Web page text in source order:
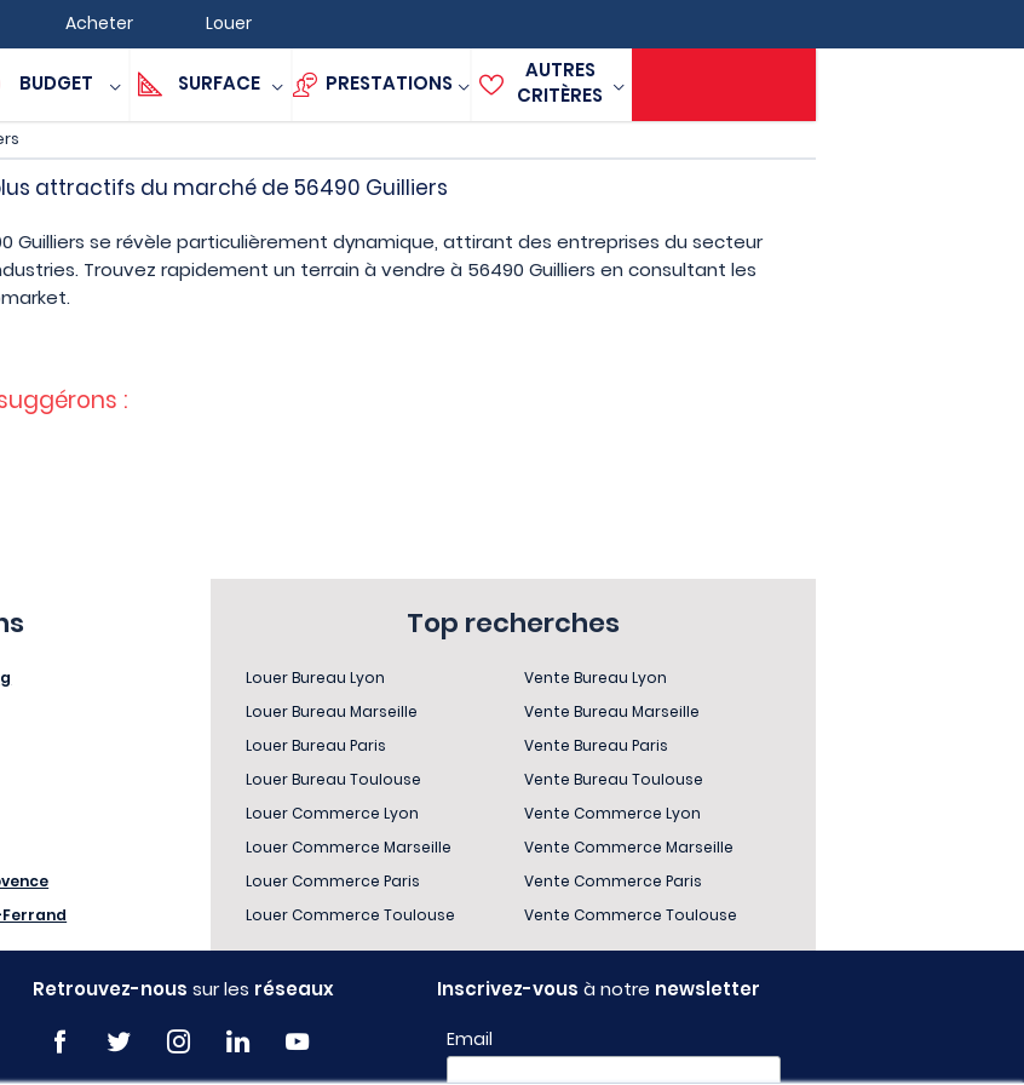
Acheter Louer
BUDGET SURFACE PRESTATIONS
AUTRES
CRITÈRES
attractifs du marché de 56490 Guilliers
Guilliers se révèle particulièrement dynamique, attirant des entreprises du secteur
Trouvez rapidement un terrain à vendre à 56490 Guilliers en consultant les
:
Top recherches
Louer Bureau Lyon
Louer Bureau Marseille
Louer Bureau Paris
Louer Bureau Toulouse
Louer Commerce Lyon
Louer Commerce Marseille
Louer Commerce Paris
Louer Commerce Toulouse
Vente Bureau Lyon
Vente Bureau Marseille
Vente Bureau Paris
Vente Bureau Toulouse
Vente Commerce Lyon
Vente Commerce Marseille
Vente Commerce Paris
Vente Commerce Toulouse
Retrouvez-nous sur les réseaux Inscrivez-vous à notre newsletter
Email